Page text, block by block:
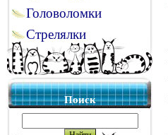
Головоломки
Стрелялки
Поиск